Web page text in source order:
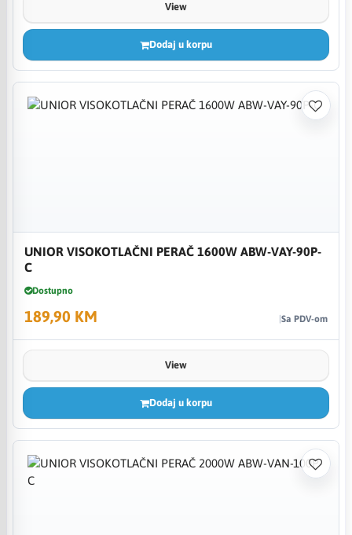
View
Dodaj u korpu
UNIOR VISOKOTLAČNI PERAČ 1600W ABW-VAY-90P-
C
Dostupno
189,90 KM Sa PDV-om
View
Dodaj u korpu